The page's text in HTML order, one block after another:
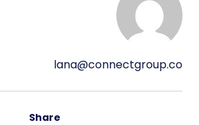
lana@connectgroup.co
Share